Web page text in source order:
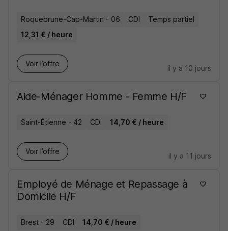
Roquebrune-Cap-Martin - 06 CDI
Temps partiel
12,31 € / heure
Voir l’offre
il y a 10 jours
Aide-Ménager Homme - Femme H/F
Saint-Étienne - 42 CDI 14,70 € / heure
Voir l’offre
il y a 11 jours
Employé de Ménage et Repassage à
Domicile H/F
Brest - 29 CDI 14,70 € / heure